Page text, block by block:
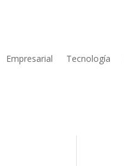
Empresarial Tecnología